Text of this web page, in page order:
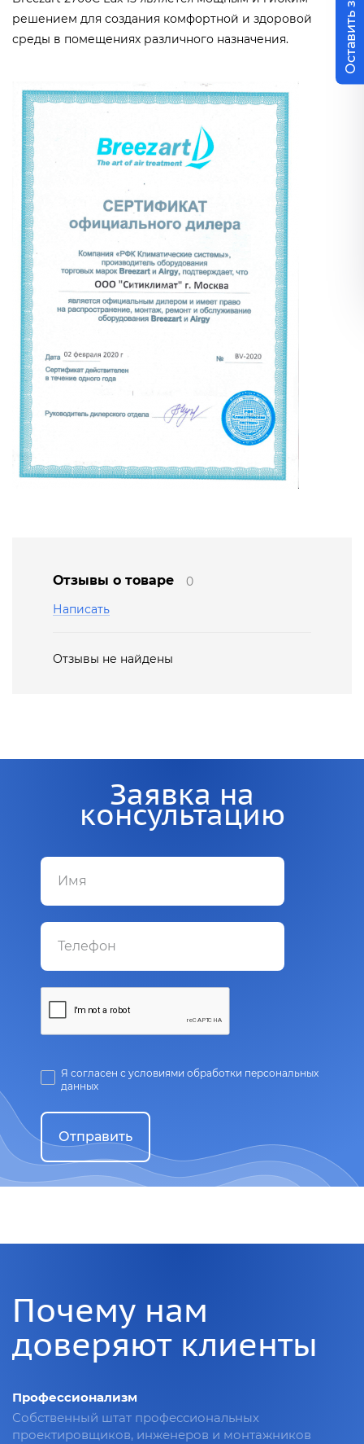
решением для создания комфортной и здоровой
среды в помещениях различного назначения.
Отзывы о товаре
0
Написать
Отзывы не найдены
Заявка на
консультацию
Я согласен с условиями обработки персональных
данных
Отправить
Почему нам
доверяют клиенты
Профессионализм
Собственный штат профессиональных
проектировщиков, инженеров и монтажников